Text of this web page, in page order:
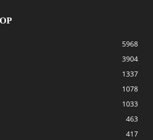
5968
3904
1337
1078
1033
463
417